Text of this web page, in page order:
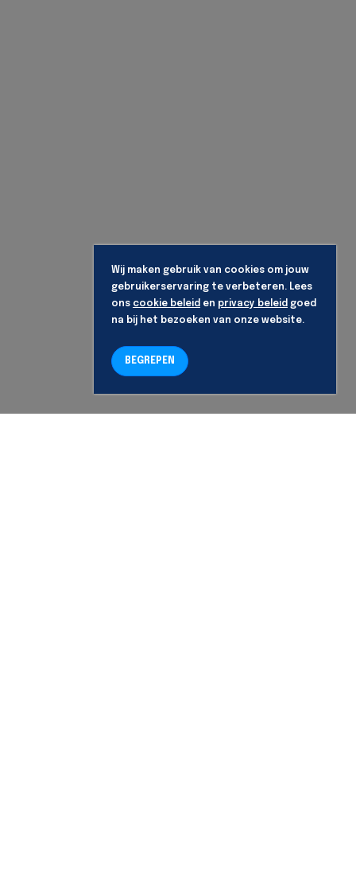
Wij maken gebruik van cookies om jouw
gebruikerservaring te verbeteren. Lees
ons cookie beleid en privacy beleid goed
na bij het bezoeken van onze website.
BEGREPEN